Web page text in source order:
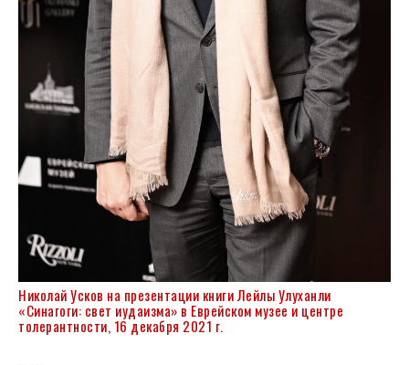
Николай Усков на презентации книги Лейлы Улуханли
«Синагоги: свет иудаизма» в Еврейском музее и центре
толерантности, 16 декабря 2021 г.